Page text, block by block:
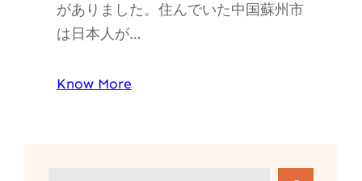
がありました。住んでいた中国蘇州市
は日本人が…
Know More